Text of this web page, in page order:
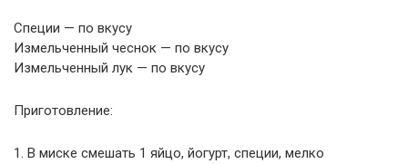
Специи — по вкусу
Измельченный чеснок — по вкусу
Измельченный лук — по вкусу
Приготовление:
1. В миске смешать 1 яйцо, йогурт, специи, мелко